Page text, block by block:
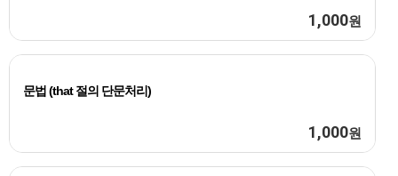
1,000원
문법 (that 절의 단문처리)
1,000원